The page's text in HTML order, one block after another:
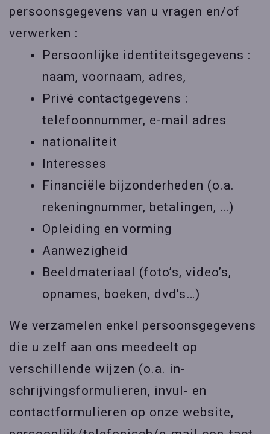
persoonsgegevens van u vragen en/of
verwerken :
Persoonlijke identiteitsgegevens :
naam, voornaam, adres,
Privé contactgegevens :
telefoonnummer, e-mail adres
nationaliteit
Interesses
Financiële bijzonderheden (o.a.
rekeningnummer, betalingen, …)
Opleiding en vorming
Aanwezigheid
Beeldmateriaal (foto’s, video’s,
opnames, boeken, dvd’s…)
We verzamelen enkel persoonsgegevens
die u zelf aan ons meedeelt op
verschillende wijzen (o.a. in-
schrijvingsformulieren, invul- en
contactformulieren op onze website,